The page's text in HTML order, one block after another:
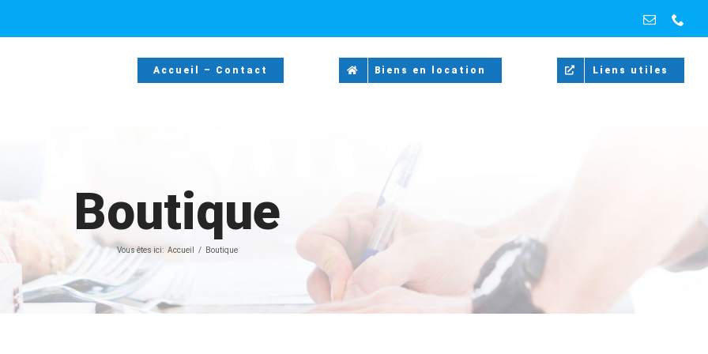
Email
Accueil – Contact Biens en location Liens utiles
Boutique
Vous êtes ici: Accueil Boutique